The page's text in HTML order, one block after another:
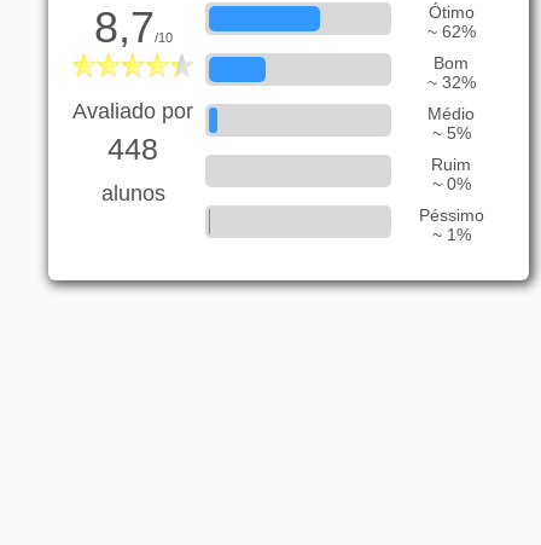
8,7/10
Avaliado por
448
alunos
Ótimo
~ 62%
Bom
~ 32%
Médio
~ 5%
Ruim
~ 0%
Péssimo
~ 1%